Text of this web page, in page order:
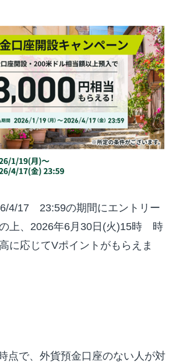
4/17 23:59の期間にエントリー
上、2026年6月30日(火)15時 時
に応じてVポイントがもらえま
点で、外貨預金口座のない人が対